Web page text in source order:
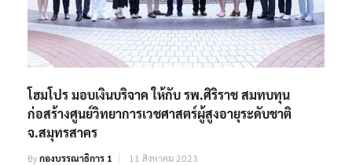
โฮมโปร มอบเงินบริจาค ให้กับ รพ.ศิริราช สมทบทุน
ก่อสร้างศูนย์วิทยาการเวชศาสตร์ผู้สูงอายุระดับชาติ
จ.สมุทรสาคร
Byกองบรรณาธิการ 1 11 สิงหาคม 2023